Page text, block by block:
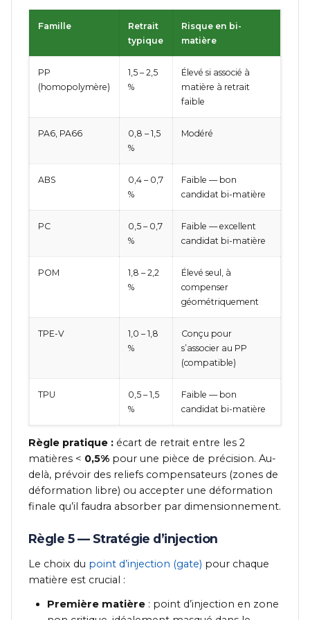
Famille
Retrait
typique
Risque en bi-
matière
PP
(homopolymère)
1,5 – 2,5
%
Élevé si associé à
matière à retrait
faible
PA6, PA66
0,8 – 1,5
%
Modéré
ABS
0,4 – 0,7
%
Faible — bon
candidat bi-matière
PC
0,5 – 0,7
%
Faible — excellent
candidat bi-matière
POM
1,8 – 2,2
%
Élevé seul, à
compenser
géométriquement
TPE-V
1,0 – 1,8
%
Conçu pour
s’associer au PP
(compatible)
TPU
0,5 – 1,5
%
Faible — bon
candidat bi-matière
Règle pratique : écart de retrait entre les 2
matières < 0,5% pour une pièce de précision. Au-
delà, prévoir des reliefs compensateurs (zones de
déformation libre) ou accepter une déformation
finale qu’il faudra absorber par dimensionnement.
Règle 5 — Stratégie d’injection
Le choix du point d’injection (gate) pour chaque
matière est crucial :
Première matière : point d’injection en zone